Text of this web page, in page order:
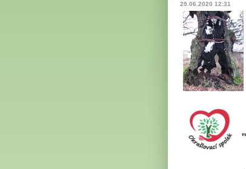
29.06.2020 12:31